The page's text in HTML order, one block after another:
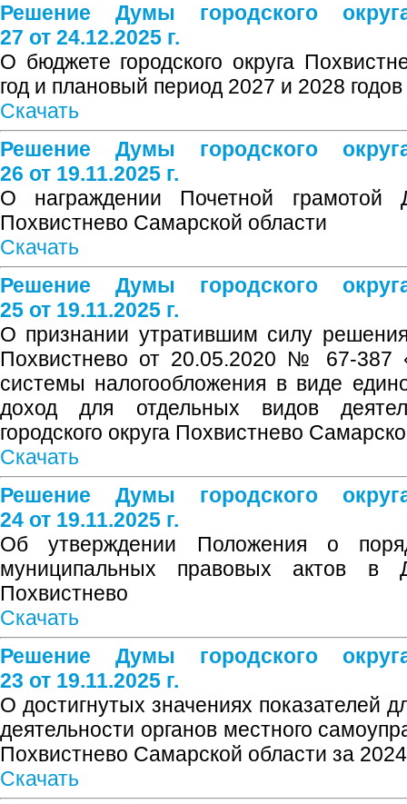
Решение Думы городского
27 от 24.12.2025 г.
О бюджете городского округа
год и плановый период 2027 и 2028 годов
Скачать
Решение Думы городского
26 от 19.11.2025 г.
О награждении Почетной грамотой
Похвистнево Самарской области
Скачать
Решение Думы городского
25 от 19.11.2025 г.
О признании утратившим силу
Похвистнево от 20.05.2020 № 67-387
системы налогообложения в виде
доход для отдельных видов
городского округа Похвистнево
Скачать
Решение Думы городского
24 от 19.11.2025 г.
Об утверждении Положения о
муниципальных правовых актов в
Похвистнево
Скачать
Решение Думы городского
23 от 19.11.2025 г.
О достигнутых значениях показателей
деятельности органов местного
Похвистнево Самарской области за 2024
Скачать